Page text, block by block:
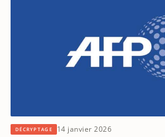
DÉCRYPTAGE 14 janvier 2026